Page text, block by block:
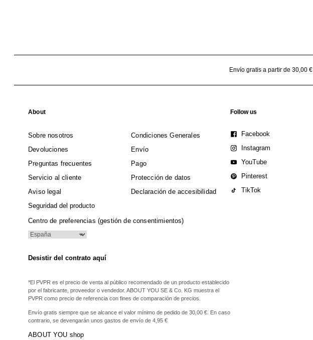
Envío gratis a partir de 30,00 €
About
Sobre nosotros
Condiciones Generales
Devoluciones
Envío
Preguntas frecuentes
Pago
Servicio al cliente
Protección de datos
Aviso legal
Declaración de accesibilidad
Seguridad del producto
Centro de preferencias (gestión de consentimientos)
Desistir del contrato aquí
*El PVPR es el precio de venta al público recomendado de un producto establecido
por el fabricante, proveedor o vendedor. ABOUT YOU SE & Co. KG muestra el
PVPR como precio de referencia con fines de comparación de precios.
Envío gratis siempre que se alcance el valor mínimo de pedido de 30,00 €. En caso
contrario, se devengarán unos gastos de envío de 4,95 €
ABOUT YOU shop
Follow us
Facebook
Instagram
YouTube
Pinterest
TikTok